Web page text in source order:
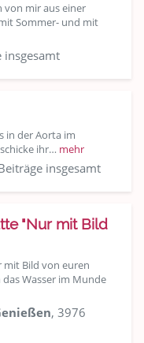
von mir aus einer
Sommer- und mit
insgesamt
in der Aorta im
ihr… mehr
insgesamt
"Nur mit Bild
mit Bild von euren
Wasser im Munde
, 3976